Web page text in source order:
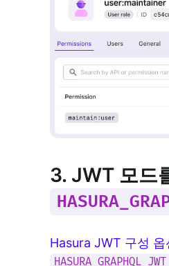
3. JWT 모드
Hasura JWT 구성 옵